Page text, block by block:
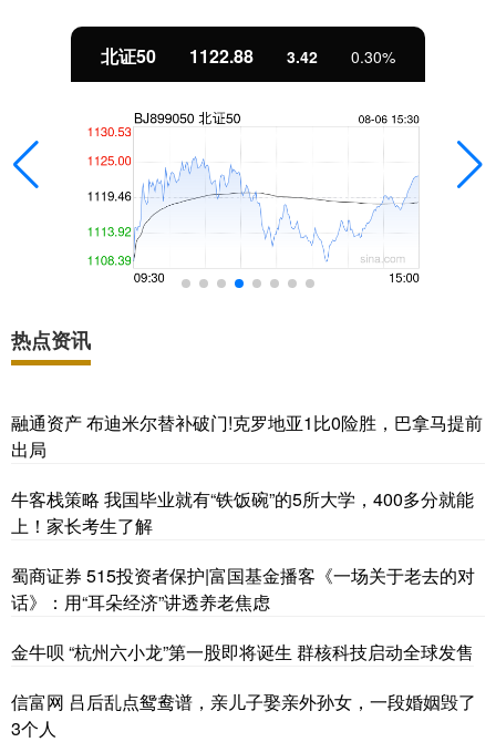
北证50 1122.88 3.42 0.30%
热点资讯
融通资产 布迪米尔替补破门!克罗地亚1比0险胜，巴拿马提前
出局
牛客栈策略 我国毕业就有“铁饭碗”的5所大学，400多分就能
上！家长考生了解
蜀商证券 515投资者保护|富国基金播客《一场关于老去的对
话》：用“耳朵经济”讲透养老焦虑
金牛呗 “杭州六小龙”第一股即将诞生 群核科技启动全球发售
信富网 吕后乱点鸳鸯谱，亲儿子娶亲外孙女，一段婚姻毁了
3个人